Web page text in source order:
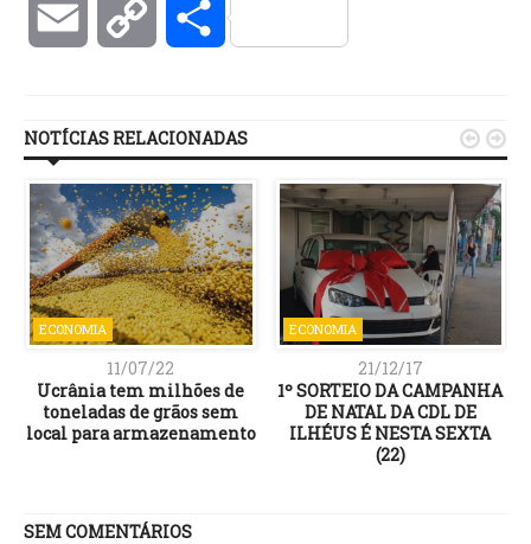
Email Copy Compartilhar
NOTÍCIAS RELACIONADAS
ECONOMIA
11/07/22
Ucrânia tem milhões de
toneladas de grãos sem
local para armazenamento
ECONOMIA
21/12/17
1º SORTEIO DA CAMPANHA
DE NATAL DA CDL DE
ILHÉUS É NESTA SEXTA
(22)
 
SEM COMENTÁRIOS